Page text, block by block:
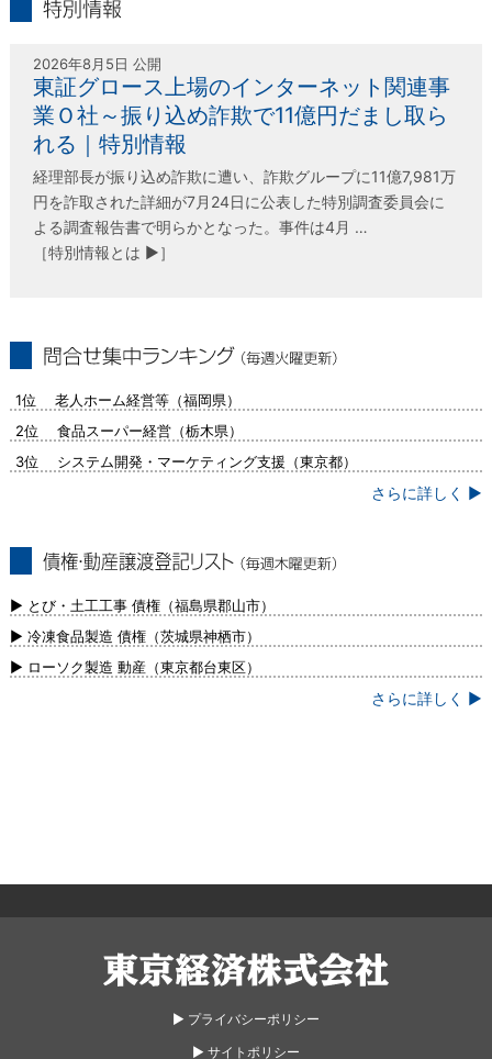
2026年8月5日 公開
東証グロース上場のインターネット関連事
業Ｏ社～振り込め詐欺で11億円だまし取ら
れる｜特別情報
経理部長が振り込め詐欺に遭い、詐欺グループに11億7,981万
円を詐取された詳細が7月24日に公表した特別調査委員会に
よる調査報告書で明らかとなった。事件は4月 …
［特別情報とは ▶］
1位 老人ホーム経営等（福岡県）
2位 食品スーパー経営（栃木県）
3位 システム開発・マーケティング支援（東京都）
さらに詳しく ▶
新）
▶ とび・土工工事 債権（福島県郡山市）
▶ 冷凍食品製造 債権（茨城県神栖市）
▶ ローソク製造 動産（東京都台東区）
さらに詳しく ▶
▶︎ プライバシーポリシー
▶︎ サイトポリシー